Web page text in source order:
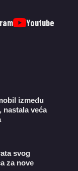
Youtube
između
nastala veća
svog
za nove